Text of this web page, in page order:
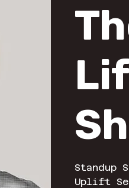
Standup
Uplift